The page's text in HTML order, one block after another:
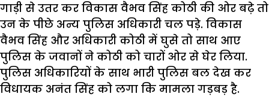
गाड़ी से उतर कर विकास वैभव सिंह कोठी की ओर बढ़े तो
उन के पीछे अन्य पुलिस अधिकारी चल पड़े. विकास
वैभव सिंह और अधिकारी कोठी में घुसे तो साथ आए
पुलिस के जवानों ने कोठी को चारों ओर से घेर लिया.
पुलिस अधिकारियों के साथ भारी पुलिस बल देख कर
विधायक अनंत सिंह को लगा कि मामला गड़बड़ है.